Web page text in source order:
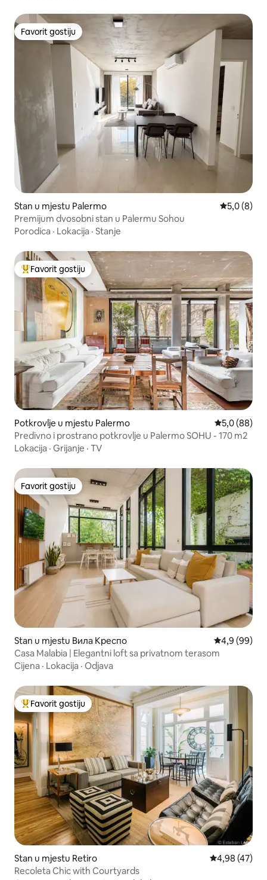
Favorit gostiju
Favorit gostiju
Stan u mjestu Palermo prosječna
5,0 (8)
Premijum dvosobni stan u Palermu Sohou
Porodica · Lokacija · Stanje
Glavni favorit gostiju
Favorit gostiju
Potkrovlje u mjestu Palermo prosječna
5,0 (88)
Predivno i prostrano potkrovlje u Palermo SOHU - 170 m2
Lokacija · Grijanje · TV
Favorit gostiju
Favorit gostiju
Stan u mjestu Вила Креспо prosječna
4,9 (99)
Casa Malabia | Elegantni loft sa privatnom terasom
Cijena · Lokacija · Odjava
Glavni favorit gostiju
Favorit gostiju
Stan u mjestu Retiro prosječna
4,98 (47)
Recoleta Chic with Courtyards